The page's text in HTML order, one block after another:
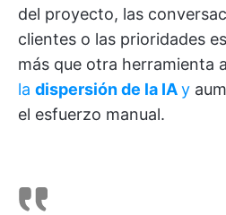
del proyecto, las
clientes o las prioridades
más que otra herramienta
la dispersión de la IAy
el esfuerzo manual.